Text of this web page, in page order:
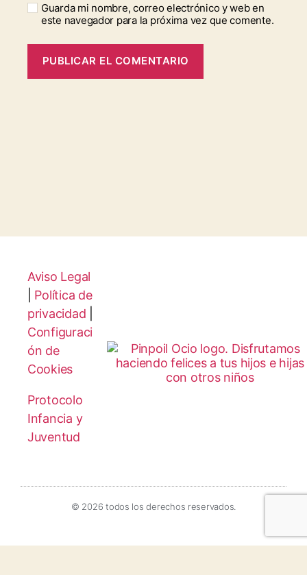
Guarda mi nombre, correo electrónico y web en
este navegador para la próxima vez que comente.
Aviso Legal
Política de
privacidad
Configuraci
ón de
Cookies
Protocolo
Infancia y
Juventud
© 2026 todos los derechos reservados.